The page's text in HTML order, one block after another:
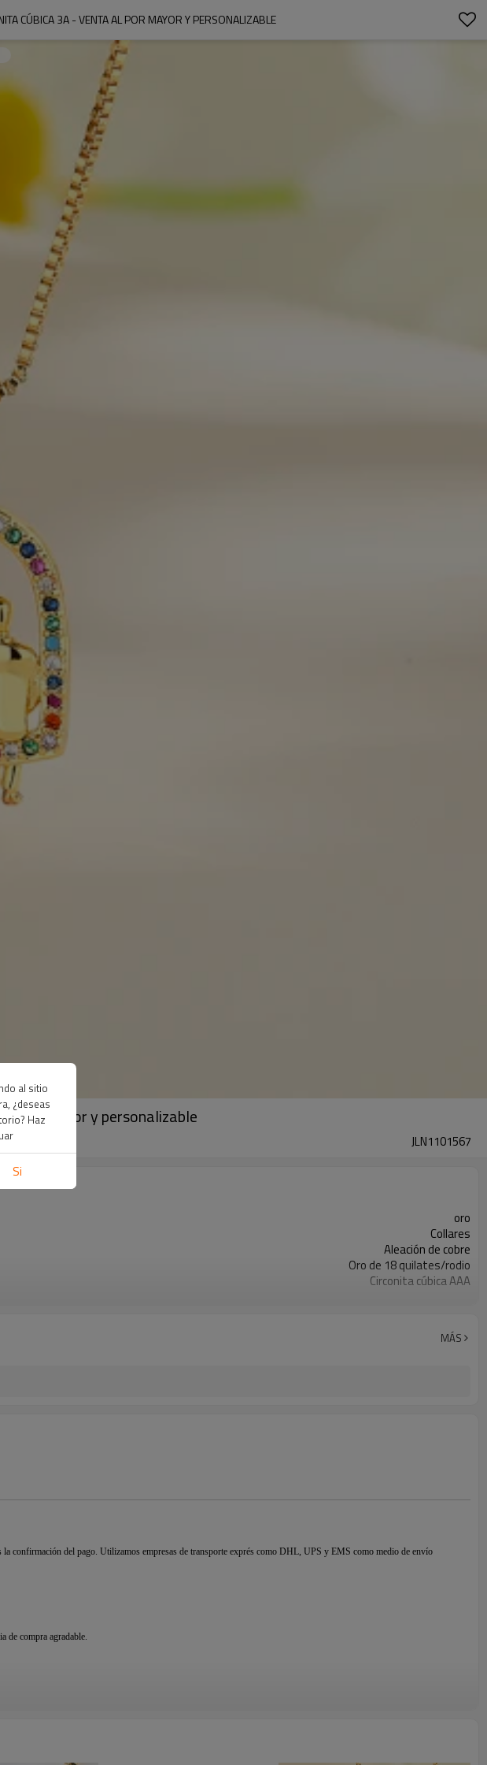
CÚBICA 3A - VENTA AL POR MAYOR Y PERSONALIZABLE
por mayor y personalizable
JLN1101567
oro
Collares
Aleación de cobre
Oro de 18 quilates/rodio
Circonita cúbica AAA
MÁS
confirmación del pago. Utilizamos empresas de transporte exprés como DHL, UPS y EMS como medio de envío
de compra agradable.
al sitio
¿deseas
Haz
Si